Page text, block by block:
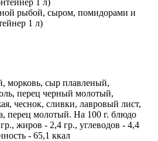
рыбой, сыром, помидорами и
1 л)
морковь, сыр плавленый,
перец черный молотый,
чеснок, сливки, лавровый лист,
перец молотый. На 100 г. блюдо
жиров - 2,4 гр., углеводов - 4,4
- 65,1 ккал